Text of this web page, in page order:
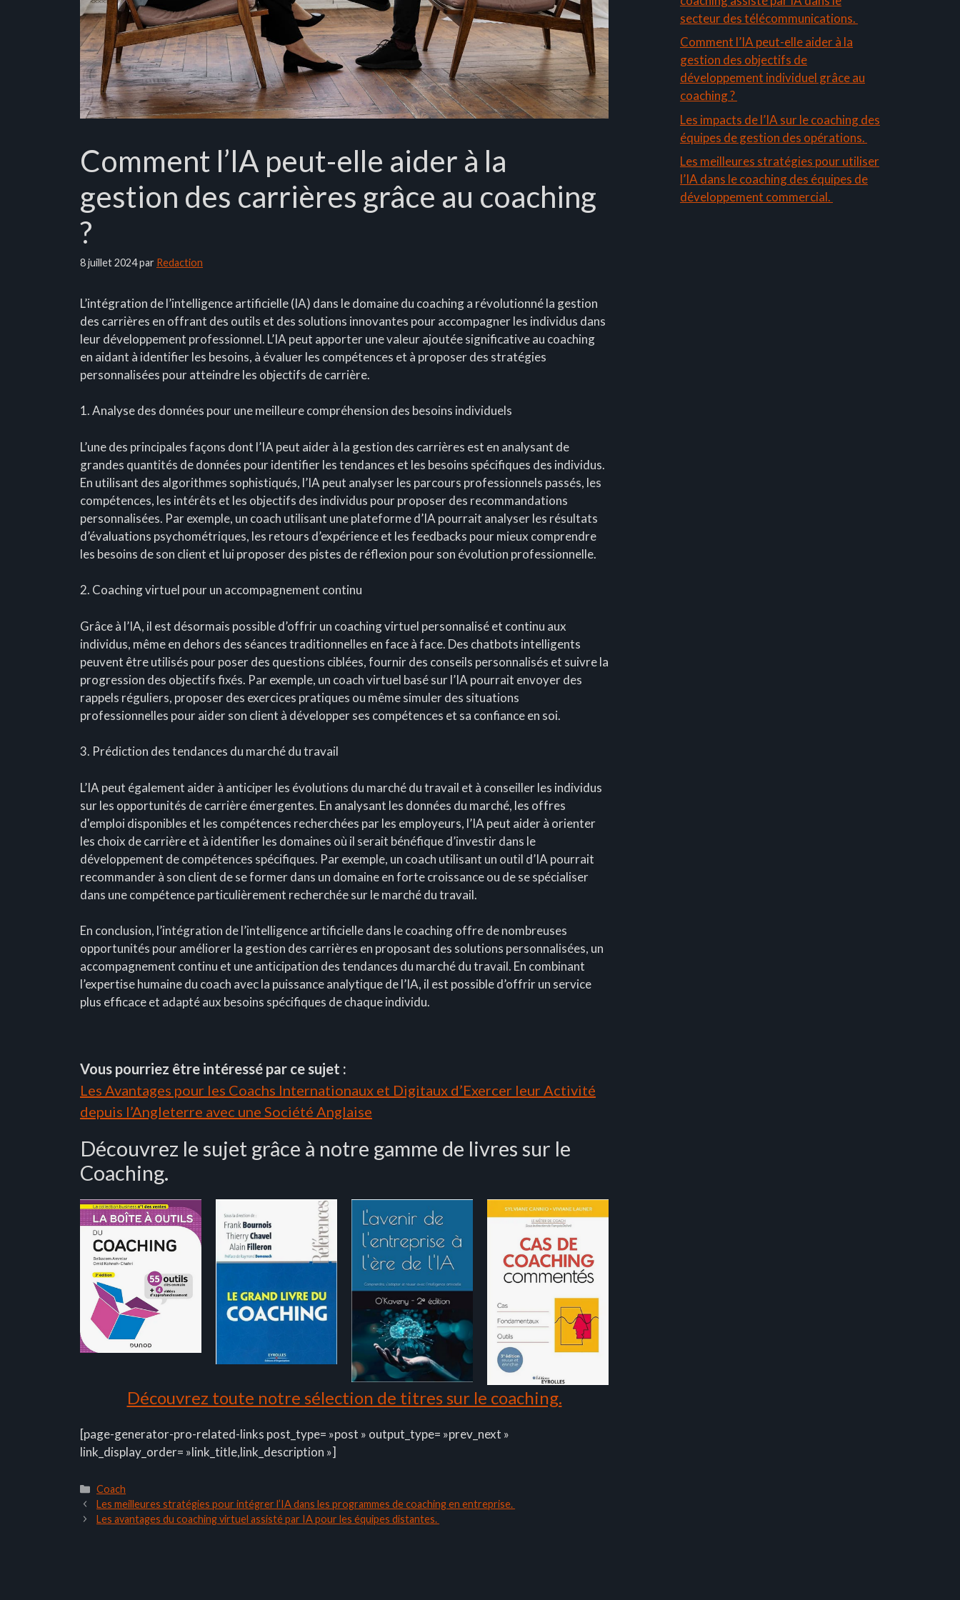
Comment l’IA peut-elle aider à la
gestion des carrières grâce au coaching
?
8 juillet 2024par Redaction
L’intégration de l’intelligence artificielle (IA) dans le domaine du coaching a révolutionné la gestion
des carrières en offrant des outils et des solutions innovantes pour accompagner les individus dans
leur développement professionnel. L’IA peut apporter une valeur ajoutée significative au coaching
en aidant à identifier les besoins, à évaluer les compétences et à proposer des stratégies
personnalisées pour atteindre les objectifs de carrière.
1. Analyse des données pour une meilleure compréhension des besoins individuels
L’une des principales façons dont l’IA peut aider à la gestion des carrières est en analysant de
grandes quantités de données pour identifier les tendances et les besoins spécifiques des individus.
En utilisant des algorithmes sophistiqués, l’IA peut analyser les parcours professionnels passés, les
compétences, les intérêts et les objectifs des individus pour proposer des recommandations
personnalisées. Par exemple, un coach utilisant une plateforme d’IA pourrait analyser les résultats
d’évaluations psychométriques, les retours d’expérience et les feedbacks pour mieux comprendre
les besoins de son client et lui proposer des pistes de réflexion pour son évolution professionnelle.
2. Coaching virtuel pour un accompagnement continu
Grâce à l’IA, il est désormais possible d’offrir un coaching virtuel personnalisé et continu aux
individus, même en dehors des séances traditionnelles en face à face. Des chatbots intelligents
peuvent être utilisés pour poser des questions ciblées, fournir des conseils personnalisés et suivre la
progression des objectifs fixés. Par exemple, un coach virtuel basé sur l’IA pourrait envoyer des
rappels réguliers, proposer des exercices pratiques ou même simuler des situations
professionnelles pour aider son client à développer ses compétences et sa confiance en soi.
3. Prédiction des tendances du marché du travail
L’IA peut également aider à anticiper les évolutions du marché du travail et à conseiller les individus
sur les opportunités de carrière émergentes. En analysant les données du marché, les offres
d'emploi disponibles et les compétences recherchées par les employeurs, l’IA peut aider à orienter
les choix de carrière et à identifier les domaines où il serait bénéfique d’investir dans le
développement de compétences spécifiques. Par exemple, un coach utilisant un outil d’IA pourrait
recommander à son client de se former dans un domaine en forte croissance ou de se spécialiser
dans une compétence particulièrement recherchée sur le marché du travail.
En conclusion, l’intégration de l’intelligence artificielle dans le coaching offre de nombreuses
opportunités pour améliorer la gestion des carrières en proposant des solutions personnalisées, un
accompagnement continu et une anticipation des tendances du marché du travail. En combinant
l’expertise humaine du coach avec la puissance analytique de l’IA, il est possible d’offrir un service
plus efficace et adapté aux besoins spécifiques de chaque individu.
Vous pourriez être intéressé par ce sujet :
Les Avantages pour les Coachs Internationaux et Digitaux d’Exercer leur Activité
depuis l’Angleterre avec une Société Anglaise
Découvrez le sujet grâce à notre gamme de livres sur le
Coaching.
Découvrez toute notre sélection de titres sur le coaching.
[page-generator-pro-related-links post_type= »post » output_type= »prev_next »
link_display_order= »link_title,link_description »]
Catégories
Coach
Les meilleures stratégies pour intégrer l’IA dans les programmes de coaching en entreprise.
Les avantages du coaching virtuel assisté par IA pour les équipes distantes.
secteur des télécommunications.
Comment l’IA peut-elle aider à la
gestion des objectifs de
développement individuel grâce au
coaching ?
Les impacts de l’IA sur le coaching des
équipes de gestion des opérations.
Les meilleures stratégies pour utiliser
l’IA dans le coaching des équipes de
développement commercial.